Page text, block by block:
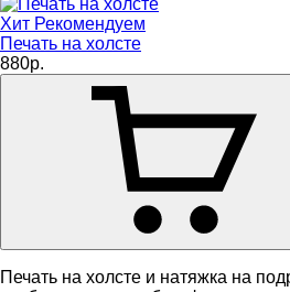
Хит Рекомендуем
Печать на холсте
880р.
Печать на холсте и натяжка на